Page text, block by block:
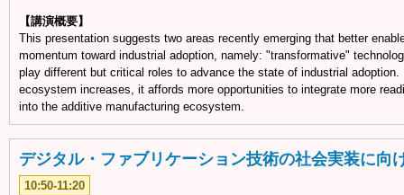
【講演概要】
This presentation suggests two areas recently emerging that better
momentum toward industrial adoption, namely: "transformative"
play different but critical roles to advance the state of industrial
ecosystem increases, it affords more opportunities to integrate more
into the additive manufacturing ecosystem.
デジタル・ファブリケーション技術の社会実装に向
10:50-11:20